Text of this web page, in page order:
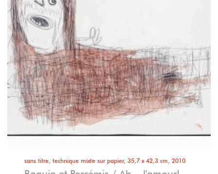
sans titre, technique mixte sur papier, 35,7 x 42,3 cm, 2010
Baguin et Percémis / Ah... l'amour!